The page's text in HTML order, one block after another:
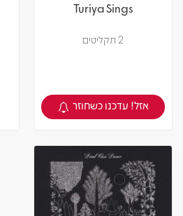
Turiya Sings
2 תקליטים
צפיה במוצר
אזל! עדכנו כשחוזר